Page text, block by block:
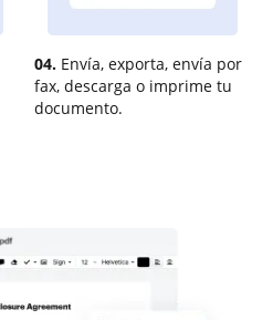
04. Envía, exporta, envía por
fax, descarga o imprime tu
documento.